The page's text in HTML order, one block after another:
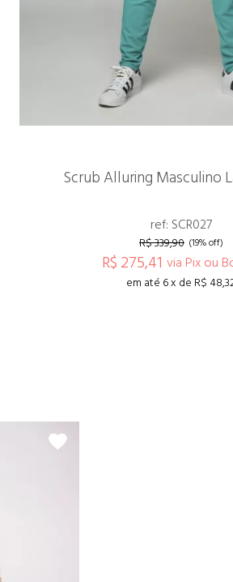
Scrub Alluring Masculino
ref: SCR027
R$ 339,90 (19% off)
R$ 275,41 via Pix ou
em até 6 x de R$